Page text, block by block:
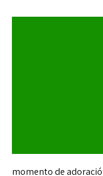
momento de